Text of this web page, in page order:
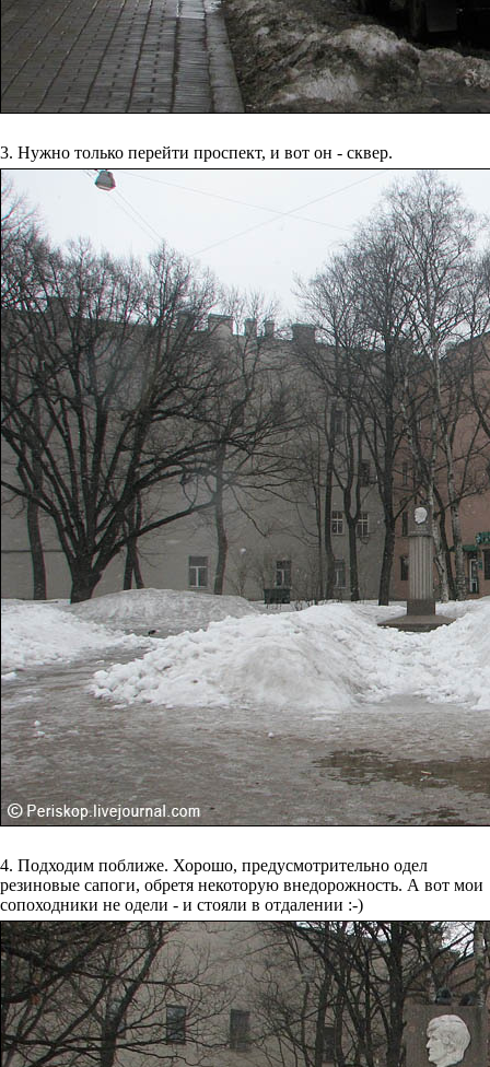
3. Нужно только перейти проспект, и вот он - сквер.
4. Подходим поближе. Хорошо, предусмотрительно одел
резиновые сапоги, обретя некоторую внедорожность. А вот мои
сопоходники не одели - и стояли в отдалении :-)